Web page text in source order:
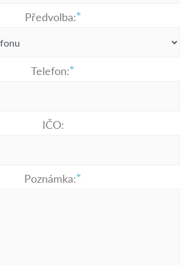
Předvolba:
Telefon:
IČO:
Poznámka: